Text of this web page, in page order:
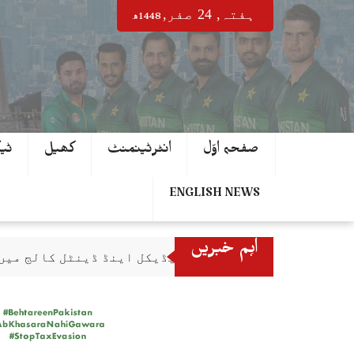
ہفتہ‬‮, 24 صفر‬, 1448ھ
صفحہ اوّل انٹرٹینمنٹ کھیل
ENGLISH NEWS
اہم خبریں
اسلام آباد میڈیکل اینڈ ڈینٹل کالج
کاوا مینز والی بال چیمپئن شپ 2026 کے آفیشل ٹائٹل پارٹنر زونگ کا پاکستان کی تاریخی فتح پر جشن
نادرا نے ڈیجیٹل شعبے میں شاندار